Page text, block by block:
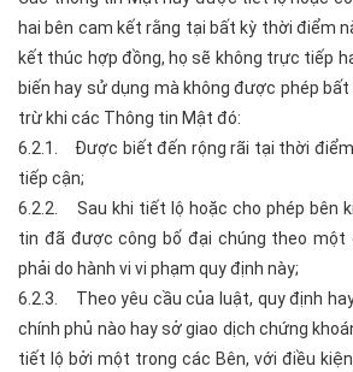
hai bên cam kết rằng tại bất kỳ thời điểm
kết thúc hợp đồng, họ sẽ không trực tiếp
biến hay sử dụng mà không được phép
trừ khi các Thông tin Mật đó:
6.2.1. Được biết đến rộng rãi tại thời
tiếp cận;
6.2.2. Sau khi tiết lộ hoặc cho phép bên
tin đã được công bố đại chúng theo một
phải do hành vi vi phạm quy định này;
6.2.3. Theo yêu cầu của luật, quy định
chính phủ nào hay sở giao dịch chứng
tiết lộ bởi một trong các Bên, với điều